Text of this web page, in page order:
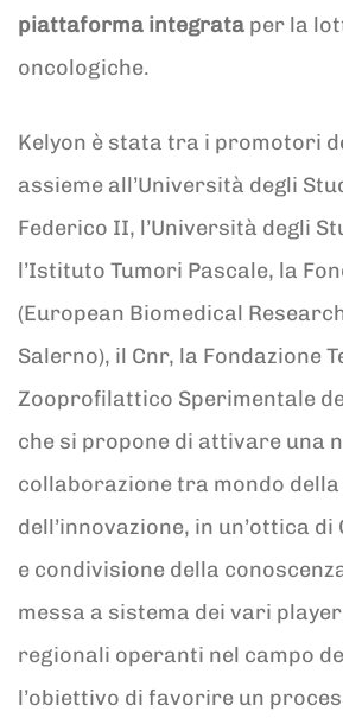
piattaforma integrata per la
oncologiche.
Kelyon è stata tra i promotori
assieme all’Università degli
Federico II, l’Università degli
l’Istituto Tumori Pascale, la
(European Biomedical
Salerno), il Cnr, la Fondazione
Zooprofilattico Sperimentale
che si propone di attivare una
collaborazione tra mondo
dell’innovazione, in un’ottica
e condivisione della
messa a sistema dei vari
regionali operanti nel campo
l’obiettivo di favorire un